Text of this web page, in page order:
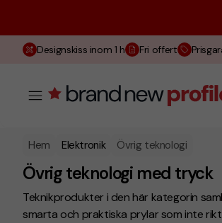
Designskiss inom 1 h Fri offert
Hem Elektronik Övrig teknologi
Övrig teknologi med tryck
Teknikprodukter i den här kategorin
smarta och praktiska prylar som inte